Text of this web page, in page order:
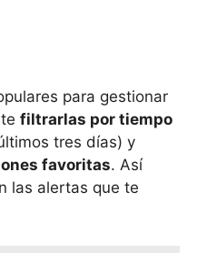
para gestionar
filtrarlas por tiempo
tres días) y
favoritas. Así
las alertas que te